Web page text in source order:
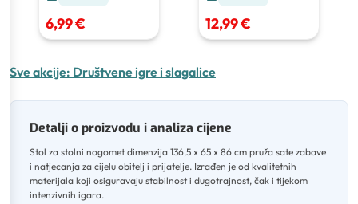
6,99 € 12,99 €
Sve akcije: Društvene igre i slagalice
Detalji o proizvodu i analiza cijene
Stol za stolni nogomet dimenzija 136,5 x 65 x 86 cm pruža sate zabave
i natjecanja za cijelu obitelj i prijatelje. Izrađen je od kvalitetnih
materijala koji osiguravaju stabilnost i dugotrajnost, čak i tijekom
intenzivnih igara.